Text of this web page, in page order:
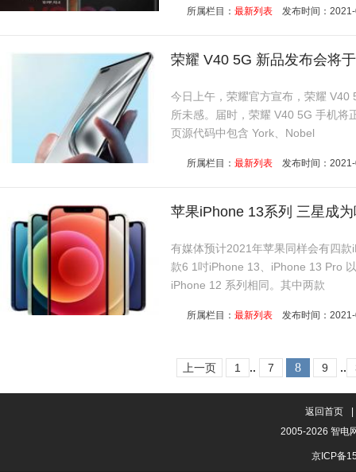
所属栏目： 最新列表 发布时间：
荣耀 V40 5G 新品发布会将
今日上午，荣耀官方宣布，荣耀
所未感。届时，荣耀 V40 5G 手机将
页源代码中包含 York、Nobel
所属栏目： 最新列表 发布时间：
苹果iPhone 13系列 三星成
有媒体预计2021年苹果同样会有四
款6 1吋iPhone 13、iPhone 13 Pro
iPhone 12 系列相同。其中两款
所属栏目： 最新列表 发布时间：
上一页 1 .. 7 8 9 ..
返回首页
2005-2026 智电
京ICP备